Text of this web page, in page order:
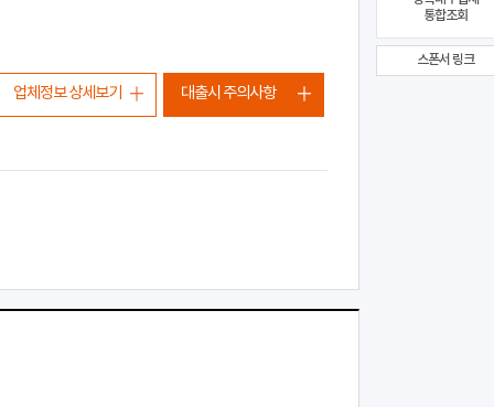
업체정보 상세보기 대출시 주의사항
통합조회
스폰서 링크